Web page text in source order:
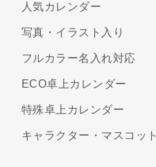
人気カレンダー
写真・イラスト入り
フルカラー名入れ対応
ECO卓上カレンダー
特殊卓上カレンダー
キャラクター・マスコット